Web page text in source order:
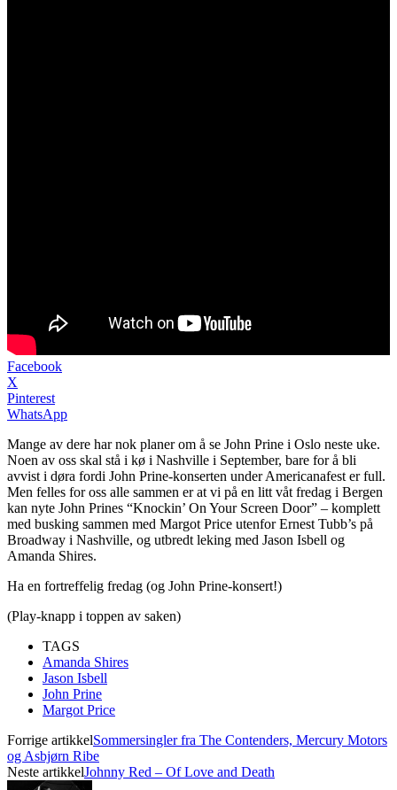
Facebook
X
Pinterest
WhatsApp
Mange av dere har nok planer om å se John Prine i Oslo neste uke.
Noen av oss skal stå i kø i Nashville i September, bare for å bli
avvist i døra fordi John Prine-konserten under Americanafest er full.
Men felles for oss alle sammen er at vi på en litt våt fredag i Bergen
kan nyte John Prines “Knockin’ On Your Screen Door” – komplett
med busking sammen med Margot Price utenfor Ernest Tubb’s på
Broadway i Nashville, og utbredt leking med Jason Isbell og
Amanda Shires.
Ha en fortreffelig fredag (og John Prine-konsert!)
(Play-knapp i toppen av saken)
TAGS
Amanda Shires
Jason Isbell
John Prine
Margot Price
Forrige artikkelSommersingler fra The Contenders, Mercury Motors
og Asbjørn Ribe
Neste artikkelJohnny Red – Of Love and Death